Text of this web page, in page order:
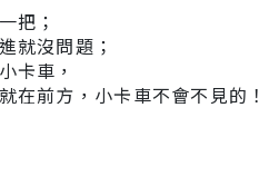
把；
就沒問題；
卡車，
在前方，小卡車不會不見的！